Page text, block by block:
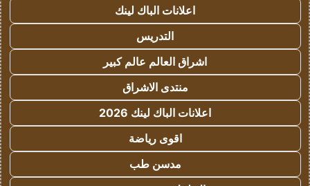
اعلانات الباك لينك
التدريس
اشراق العالم عالم كبير
منتدى الاشراق
اعلانات الباك لينك 2026
اقوى رياضة
مدسن طب